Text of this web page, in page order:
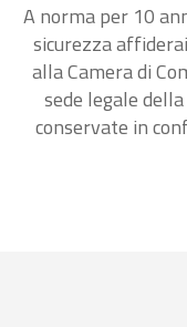
A norma per 10
sicurezza
alla Camera di
sede legale
conservate in